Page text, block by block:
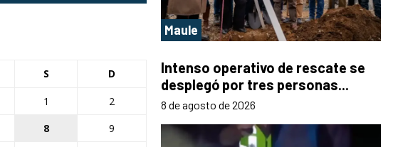
S D
1
2
8
9
Maule
Intenso operativo de rescate se
desplegó por tres personas...
8 de agosto de 2026